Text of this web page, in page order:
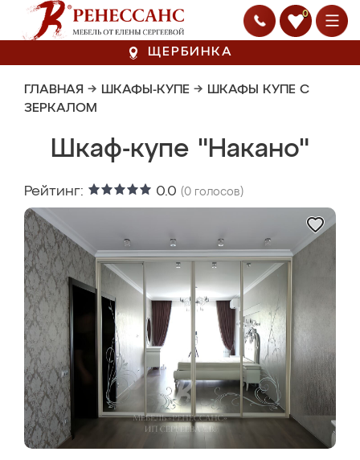
0
ЩЕРБИНКА
ГЛАВНАЯ → ШКАФЫ-КУПЕ → ШКАФЫ КУПЕ С
ЗЕРКАЛОМ
Шкаф-купе "Накано"
Рейтинг: 0.0 (0 голосов)